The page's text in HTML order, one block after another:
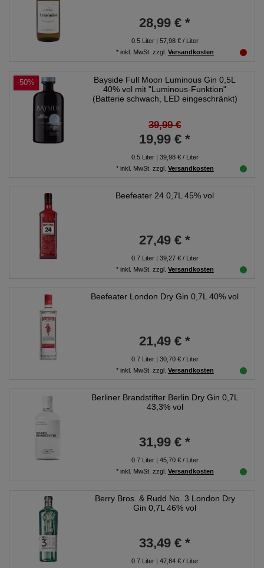
28,99 € *
0.5Liter| 57,98 € / Liter
* inkl. MwSt. zzgl. Versandkosten
-50%
Bayside Full Moon Luminous Gin 0,5L
40% vol mit "Luminous-Funktion"
(Batterie schwach, LED eingeschränkt)
39,99 €
19,99 € *
0.5Liter| 39,98 € / Liter
* inkl. MwSt. zzgl. Versandkosten
Beefeater 24 0,7L 45% vol
27,49 € *
0.7Liter| 39,27 € / Liter
* inkl. MwSt. zzgl. Versandkosten
Beefeater London Dry Gin 0,7L 40% vol
21,49 € *
0.7Liter| 30,70 € / Liter
* inkl. MwSt. zzgl. Versandkosten
Berliner Brandstifter Berlin Dry Gin 0,7L
43,3% vol
31,99 € *
0.7Liter| 45,70 € / Liter
* inkl. MwSt. zzgl. Versandkosten
Berry Bros. & Rudd No. 3 London Dry
Gin 0,7L 46% vol
33,49 € *
0.7Liter| 47,84 € / Liter